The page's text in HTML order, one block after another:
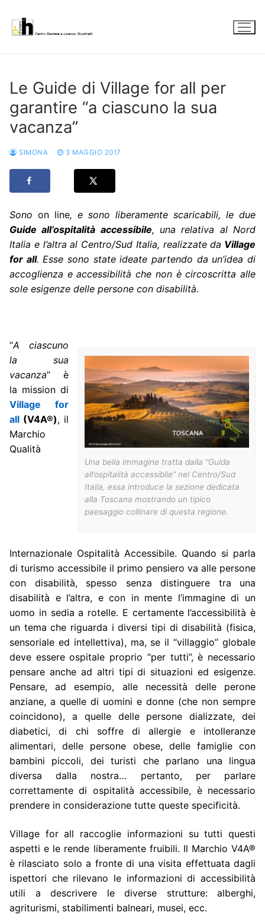
contenuto
Le Guide di Village for all per
garantire “a ciascuno la sua
vacanza”
SIMONA 3 MAGGIO 2017
Sono on line, e sono liberamente scaricabili, le due
Guide all’ospitalità accessibile, una relativa al Nord
Italia e l’altra al Centro/Sud Italia, realizzate da Village
for all. Esse sono state ideate partendo da un’idea di
accoglienza e accessibilità che non è circoscritta alle
sole esigenze delle persone con disabilità.
Una bella immagine tratta dalla “Guida
all’ospitalità accessibile” nel Centro/Sud
Italia, essa introduce la sezione dedicata
alla Toscana mostrando un tipico
paesaggio collinare di questa regione.
“A ciascuno
la sua
vacanza” è
la mission di
Village for
all (V4A®), il
Marchio
Qualità
Internazionale Ospitalità Accessibile. Quando si parla
di turismo accessibile il primo pensiero va alle persone
con disabilità, spesso senza distinguere tra una
disabilità e l’altra, e con in mente l’immagine di un
uomo in sedia a rotelle. E certamente l’accessibilità è
un tema che riguarda i diversi tipi di disabilità (fisica,
sensoriale ed intellettiva), ma, se il “villaggio” globale
deve essere ospitale proprio “per tutti”, è necessario
pensare anche ad altri tipi di situazioni ed esigenze.
Pensare, ad esempio, alle necessità delle perone
anziane, a quelle di uomini e donne (che non sempre
coincidono), a quelle delle persone dializzate, dei
diabetici, di chi soffre di allergie e intolleranze
alimentari, delle persone obese, delle famiglie con
bambini piccoli, dei turisti che parlano una lingua
diversa dalla nostra… pertanto, per parlare
correttamente di ospitalità accessibile, è necessario
prendere in considerazione tutte queste specificità.
Village for all raccoglie informazioni su tutti questi
aspetti e le rende liberamente fruibili. Il Marchio V4A®
è rilasciato solo a fronte di una visita effettuata dagli
ispettori che rilevano le informazioni di accessibilità
utili a descrivere le diverse strutture: alberghi,
agriturismi, stabilimenti balneari, musei, ecc.